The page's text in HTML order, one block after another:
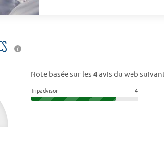
Note basée sur les 4 avis du web
Tripadvisor 4